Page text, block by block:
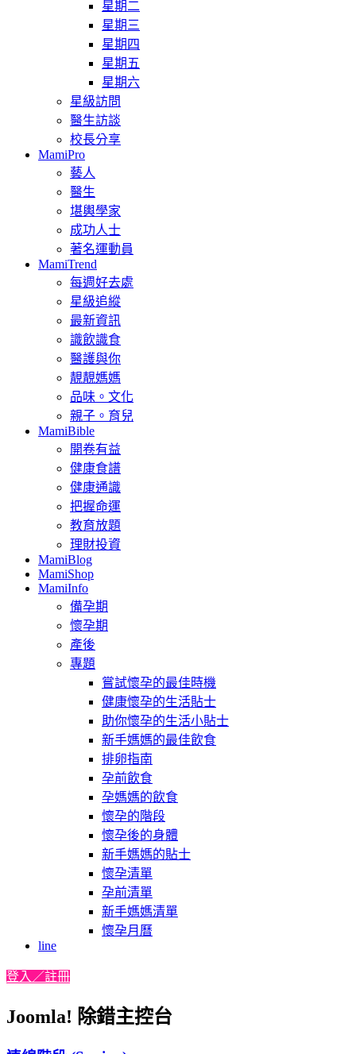
星期二
星期三
星期四
星期五
星期六
星級訪問
醫生訪談
校長分享
MamiPro
藝人
醫生
堪輿學家
成功人士
著名運動員
MamiTrend
每週好去處
星級追縱
最新資訊
識飲識食
醫護與你
靚靚媽媽
品味。文化
親子。育兒
MamiBible
開卷有益
健康食譜
健康通識
把握命運
教育放題
理財投資
MamiBlog
MamiShop
MamiInfo
備孕期
懷孕期
產後
專題
嘗試懷孕的最佳時機
健康懷孕的生活貼士
助你懷孕的生活小貼士
新手媽媽的最佳飲食
排卵指南
孕前飲食
孕媽媽的飲食
懷孕的階段
懷孕後的身體
新手媽媽的貼士
懷孕清單
孕前清單
新手媽媽清單
懷孕月曆
line
登入／註冊
Joomla! 除錯主控台